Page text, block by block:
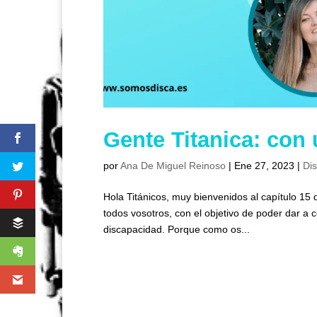
Gente Titanica: con
porAna De Miguel Reinoso | Ene 27, 2023 |
Hola Titánicos, muy bienvenidos al capítulo
todos vosotros, con el objetivo de poder dar a
discapacidad. Porque como os...